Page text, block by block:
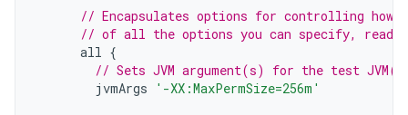
// Encapsulates options for controlling
// of all the options you can specify, read
all {
// Sets JVM argument(s) for the test
jvmArgs
'-XX:MaxPermSize=256m'